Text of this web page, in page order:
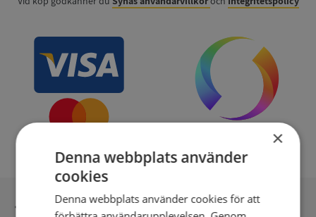
Inga kopior till omfrågad
×
Denna webbplats använder
cookies
Denna webbplats använder cookies för att